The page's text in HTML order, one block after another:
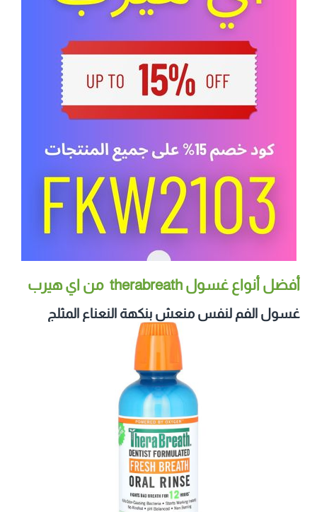
أفضل أنواع غسول therabreath من اي هيرب
غسول الفم لنفس منعش بنكهة النعناع المثلج